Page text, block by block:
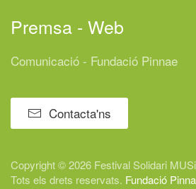
Premsa - Web
Comunicació - Fundació Pinnae
Contacta'ns
Copyright © 2026 Festival Solidari
Tots els drets reservats. Fundació